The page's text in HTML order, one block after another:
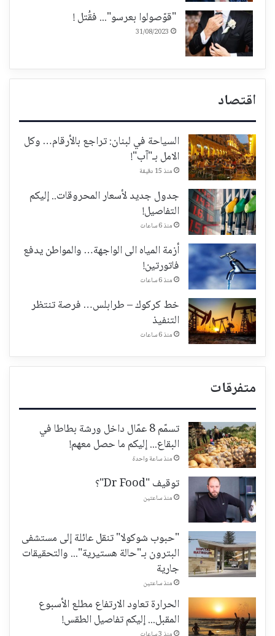
"قوّصولوا بعرسو"... فقُتل !
31/08/2023
اقتصاد
السياحة في لبنان: تراجع بالأرقام… وكل
الامل بـ"آب"!
منذ 15 دقيقة
جدول جديد لأسعار المحروقات.. إليكم
التفاصيل!
منذ 6 ساعات
أزمة المياه الى الواجهة… والمواطن يدفع
فاتورتين!
منذ 6 ساعات
خط كركوك – طرابلس… فرصة تنتظر
التنفيذ
منذ 6 ساعات
متفرقات
تسمّم 8 عمّال داخل ورشة بطاطا في
البقاع... إليكم ما حصل معهم!
منذ ساعة واحدة
توقيف "Dr Food"؟
منذ ساعتين
"حبوب شوكولا" تنقل عائلة إلى مستشفى
البترون بـ"حالة هستيرية"... والتحقيقات
جارية
منذ ساعتين
الحرارة تعاود الارتفاع مطلع الأسبوع
المقبل... إليكم تفاصيل الطقس!